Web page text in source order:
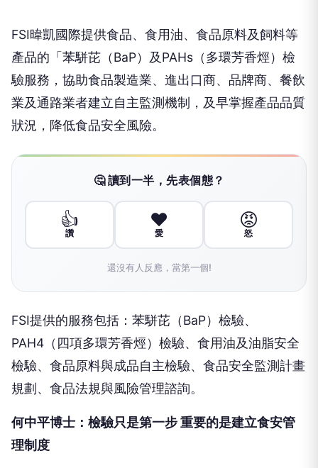
FSI暐凱國際提供食品、食用油、食品原料及飼料等
產品的「苯駢芘（BaP）及PAHs（多環芳香烴）檢
驗服務，協助食品製造業、進出口商、品牌商、餐飲
業及通路業者建立自主監測機制，及早掌握產品品質
狀況，降低食品安全風險。
🤔 讀到一半，先表個態？
👍
讚
❤️
愛
😡
怒
還沒有人反應，當第一個!
FSI提供的服務包括：苯駢芘（BaP）檢驗、
PAH4（四項多環芳香烴）檢驗、食用油及油脂安全
檢驗、食品原料與成品自主檢驗、食品安全監測計畫
規劃、食品法規與風險管理諮詢。
何中平博士：檢驗只是第一步 重要的是建立食安管
理制度